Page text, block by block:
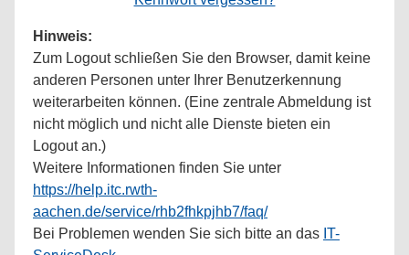
Hinweis:
Zum Logout schließen Sie den Browser, damit keine
anderen Personen unter Ihrer Benutzerkennung
weiterarbeiten können. (Eine zentrale Abmeldung ist
nicht möglich und nicht alle Dienste bieten ein
Logout an.)
Weitere Informationen finden Sie unter
https://help.itc.rwth-
aachen.de/service/rhb2fhkpjhb7/faq/
Bei Problemen wenden Sie sich bitte an das IT-